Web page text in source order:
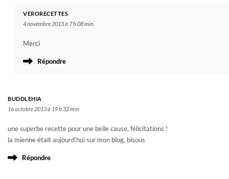
VERORECETTES
4 novembre 2013 à 7 h 08 min
Merci
Répondre
BUDDLEHIA
16 octobre 2013 à 19 h 32 min
une superbe recette pour une belle cause, félicitations !
la mienne était aujourd’hui sur mon blog, bisous
Répondre